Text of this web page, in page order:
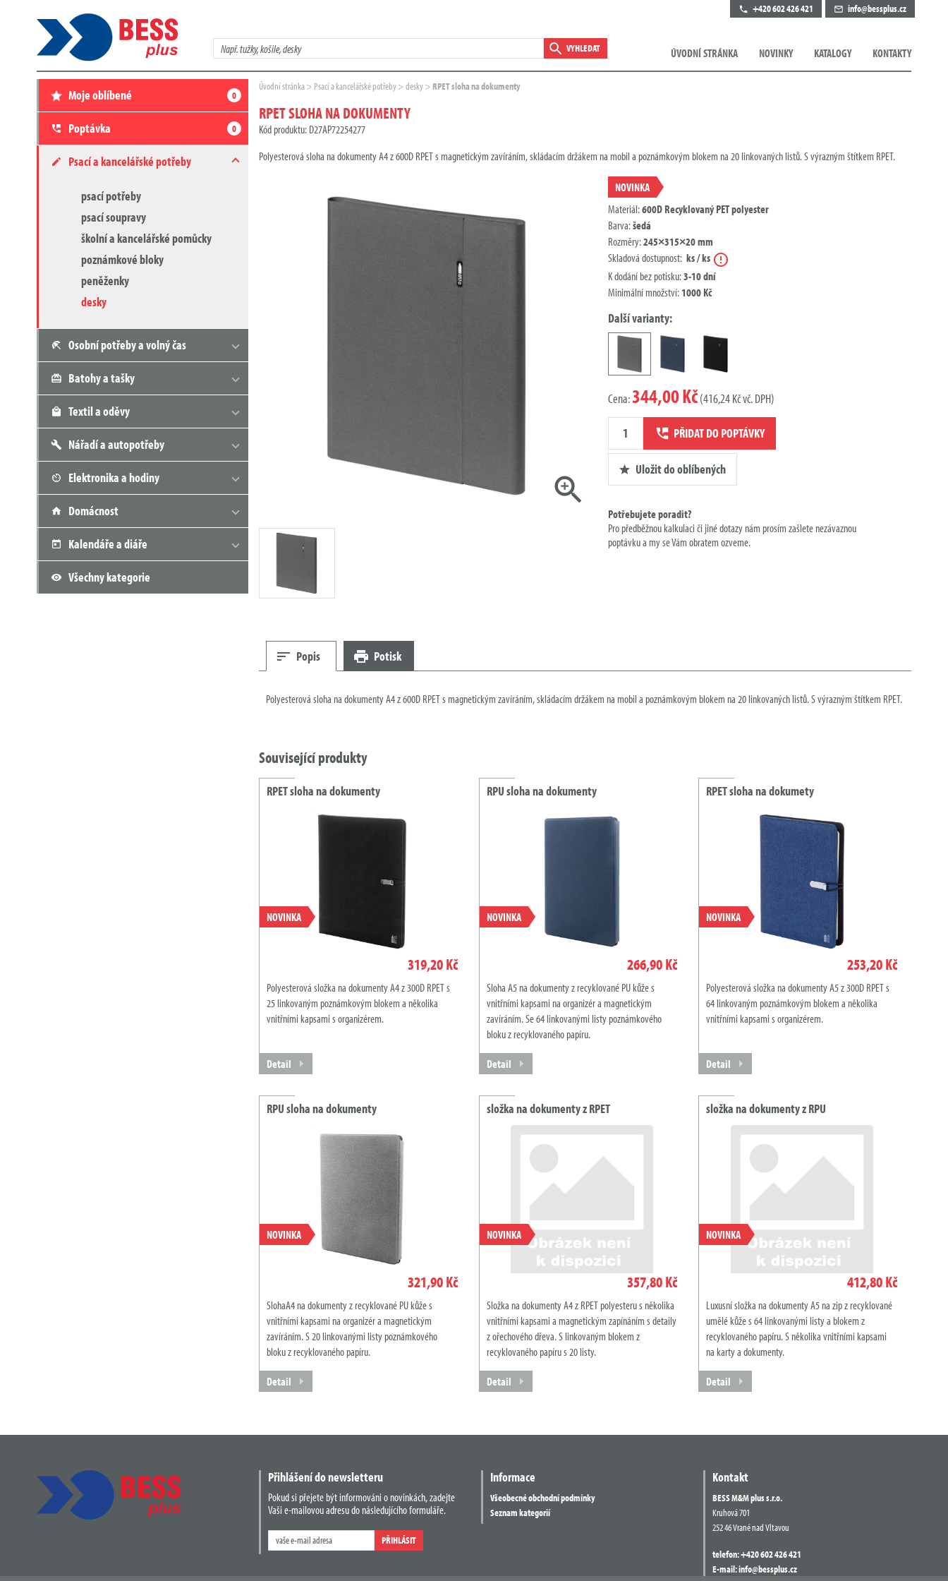
Zadejte
výraz
VYHLEDAT ÚVODNÍ STRÁNKA NOVINKY KATALOGY KONTAKTY
+420 602 426 421 info@bessplus.cz
Moje oblíbené 0
Poptávka 0
Psací a kancelářské potřeby
psací potřeby
psací soupravy
školní a kancelářské pomůcky
poznámkové bloky
peněženky
desky
Osobní potřeby a volný čas
Batohy a tašky
Textil a oděvy
Nářadí a autopotřeby
Elektronika a hodiny
Domácnost
Kalendáře a diáře
Všechny kategorie
Zde
nacházíte:
Úvodní stránka Psací a kancelářské potřeby desky RPET sloha na dokumenty
RPET SLOHA NA DOKUMENTY
Kód produktu: D27AP72254277
Polyesterová sloha na dokumenty A4 z 600D RPET s magnetickým zavíráním, skládacím držákem na mobil a poznámkovým blokem na 20 linkovaných listů. S výrazným štítkem RPET.
NOVINKA
Materiál:600D Recyklovaný PET polyester
Barva:šedá
Rozměry:245×315×20 mm
Skladová dostupnost: ks / ks
K dodání bez potisku:3-10 dní
Minimální množství:1000 Kč
Další varianty:
Cena:344,00 Kč(416,24 Kč vč. DPH)
Množství
poptávky
PŘIDAT DO POPTÁVKY
Uložit do oblíbených
Potřebujete poradit?
Pro předběžnou kalkulaci či jiné dotazy nám prosím zašlete nezávaznou
poptávku a my se Vám obratem ozveme.
Popis Potisk
Polyesterová sloha na dokumenty A4 z 600D RPET s magnetickým zavíráním, skládacím držákem na mobil a poznámkovým blokem na 20 linkovaných listů. S výrazným štítkem RPET.
Související produkty
RPET sloha na dokumenty
NOVINKA
319,20 Kč
Polyesterová složka na dokumenty A4 z 300D RPET s
25 linkovaným poznámkovým blokem a několika
vnitřními kapsami s organizérem.
Detail
RPU sloha na dokumenty
NOVINKA
266,90 Kč
Sloha A5 na dokumenty z recyklované PU kůže s
vnitřními kapsami na organizér a magnetickým
zavíráním. Se 64 linkovanými listy poznámkového
bloku z recyklovaného papíru.
Detail
RPET sloha na dokumety
NOVINKA
253,20 Kč
Polyesterová složka na dokumenty A5 z 300D RPET s
64 linkovaným poznámkovým blokem a několika
vnitřními kapsami s organizérem.
Detail
RPU sloha na dokumenty
NOVINKA
321,90 Kč
SlohaA4 na dokumenty z recyklované PU kůže s
vnitřními kapsami na organizér a magnetickým
zavíráním. S 20 linkovanými listy poznámkového
bloku z recyklovaného papíru.
Detail
složka na dokumenty z RPET
NOVINKA
357,80 Kč
Složka na dokumenty A4 z RPET polyesteru s několika
vnitřními kapsami a magnetickým zapínáním s detaily
z ořechového dřeva. S linkovaným blokem z
recyklovaného papíru s 20 listy.
Detail
složka na dokumenty z RPU
NOVINKA
412,80 Kč
Luxusní složka na dokumenty A5 na zip z recyklované
umělé kůže s 64 linkovanými listy a blokem z
recyklovaného papíru. S několika vnitřními kapsami
na karty a dokumenty.
Detail
Informace
Všeobecné obchodní podmínky
Seznam kategorií
Kontakt
BESS M&M plus s.r.o.
Kruhová 701
252 46 Vrané nad Vltavou
telefon:+420 602 426 421
E-mail:info@bessplus.cz
Přihlášení do newsletteru
Pokud si přejete být informováni o novinkách, zadejte
Vaši e-mailovou adresu do následujícího formuláře.
Zadejte
hledaný
PŘIHLÁSIT